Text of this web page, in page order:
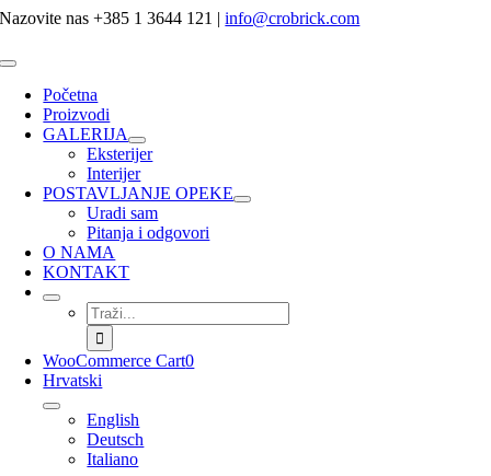
Skip
content
Nazovite nas +385 1 3644 121 | info@crobrick.com
Toggle
NavigationPočetna
Proizvodi
GALERIJA
Eksterijer
Interijer
POSTAVLJANJE OPEKE
Uradi sam
Pitanja i odgovori
O NAMA
KONTAKT
Traži...
WooCommerce Cart0
Hrvatski
English
Deutsch
Italiano